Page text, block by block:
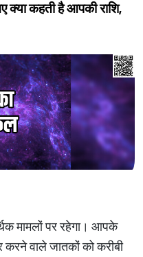
क्या कहती है आपकी राशि,
मामलों पर रहेगा। आपके
करने वाले जातकों को करीबी